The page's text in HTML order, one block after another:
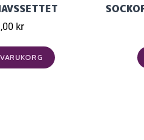
kr